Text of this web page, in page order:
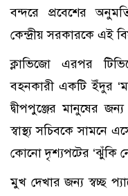
বন্দরে প্রবেশের
কেন্দ্রীয় সরকারকে এই
ক্লাভিজো এরপর
বহনকারী একটি ইঁদুর
দ্বীপপুঞ্জের মানুষের
স্বাস্থ্য সচিবকে
কোনো দৃশ্যপটের ‘ঝুঁকি
মুখ দেখার জন্য স্বচ্ছ